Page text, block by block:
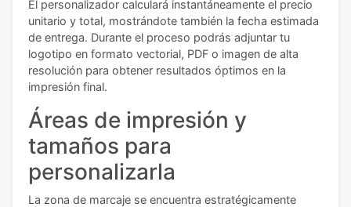
El personalizador calculará instantáneamente el precio
unitario y total, mostrándote también la fecha estimada
de entrega. Durante el proceso podrás adjuntar tu
logotipo en formato vectorial, PDF o imagen de alta
resolución para obtener resultados óptimos en la
impresión final.
Áreas de impresión y
tamaños para
personalizarla
La zona de marcaje se encuentra estratégicamente